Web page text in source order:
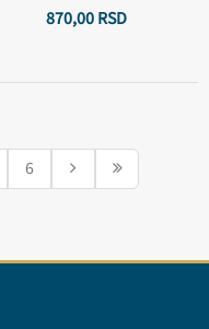
870,00RSD
6